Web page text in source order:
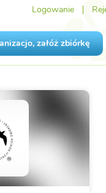
Logowanie
załóż zbiórkę